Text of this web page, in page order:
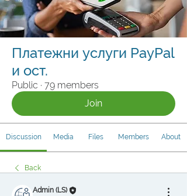
Платежни услуги PayPal
и ост.
Public · 79 members
Join
Discussion Media Files Members About
Back
Admin (LS)